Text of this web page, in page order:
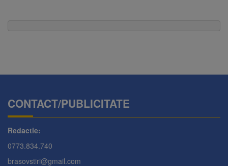
CONTACT/PUBLICITATE
Redactie:
0773.834.740
brasovstiri@gmail.com